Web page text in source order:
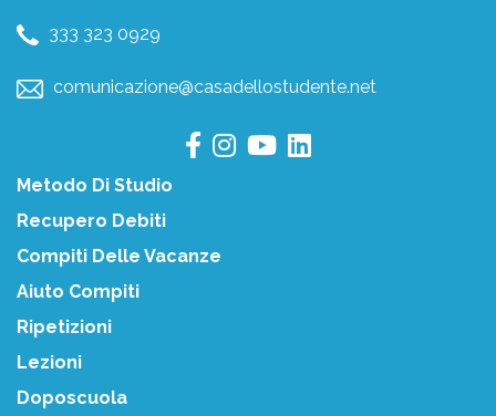
333 323 0929
comunicazione@casadellostudente.net
Metodo Di Studio
Recupero Debiti
Compiti Delle Vacanze
Aiuto Compiti
Ripetizioni
Lezioni
Doposcuola